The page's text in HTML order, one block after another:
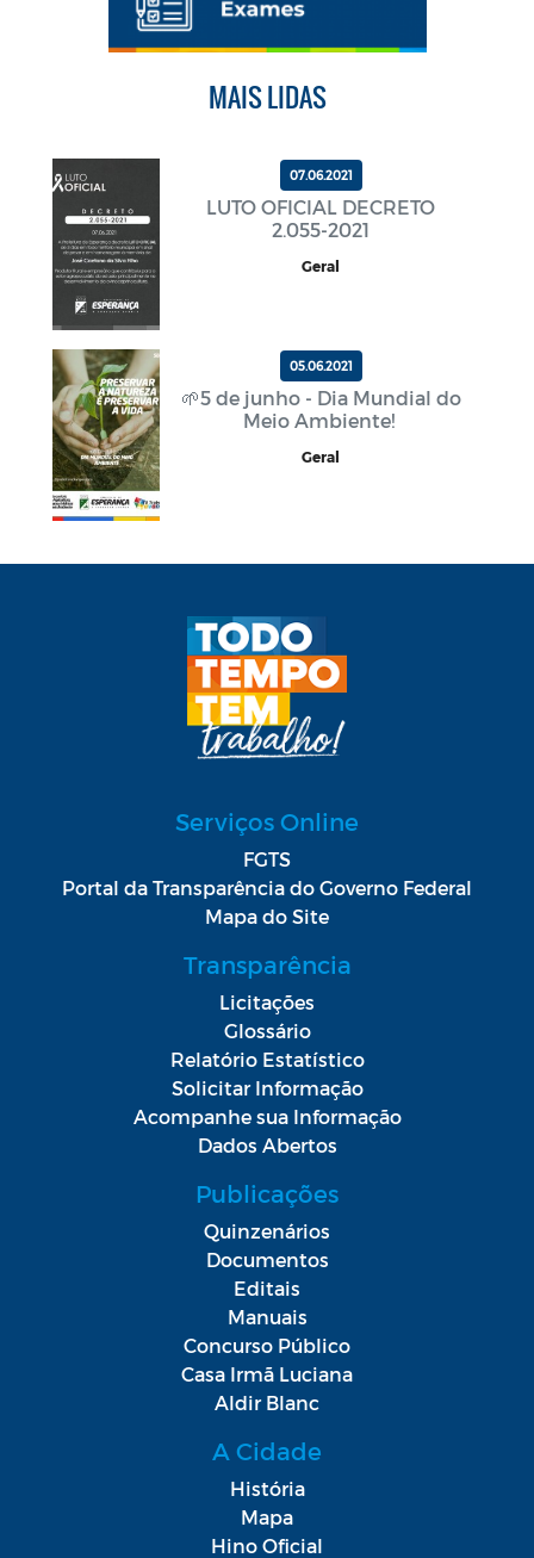
MAIS LIDAS
07.06.2021
LUTO OFICIAL DECRETO
2.055-2021
Geral
05.06.2021
🌱5 de junho - Dia Mundial do
Meio Ambiente!
Geral
Serviços Online
FGTS
Portal da Transparência do Governo Federal
Mapa do Site
Transparência
Licitações
Glossário
Relatório Estatístico
Solicitar Informação
Acompanhe sua Informação
Dados Abertos
Publicações
Quinzenários
Documentos
Editais
Manuais
Concurso Público
Casa Irmã Luciana
Aldir Blanc
A Cidade
História
Mapa
Hino Oficial